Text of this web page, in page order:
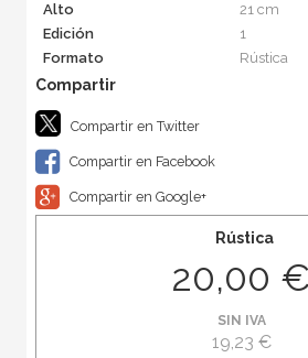
Alto
21 cm
Edición
1
Formato
Rústica
Compartir en Twitter
Compartir en Facebook
Compartir en Google+
Rústica
20,00 €
SIN IVA
19,23 €